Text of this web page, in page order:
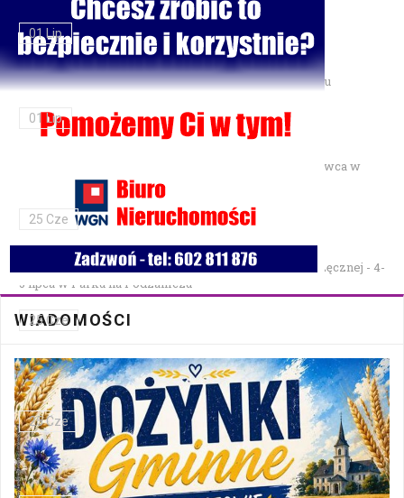
01 Lip
Motocyklista trafił do szpitala po zderzeniu w Charlężu
01 Lip
Gminne Zawody Sportowo-Pożarnicze OSP — 28 czerwca w
Parku Podzamcze
25 Cze
XXVII Festiwal Kapel Ulicznych i Podwórkowych w Łęcznej - 4-
5 lipca w Parku na Podzamczu
25 Cze
Włodarski z absolutorium czy bez? 29 czerwca ważna sesja
Rady Miejskiej w Łęcznej
25 Cze
Bezpłatna mammografia w Cycowie
WIADOMOŚCI